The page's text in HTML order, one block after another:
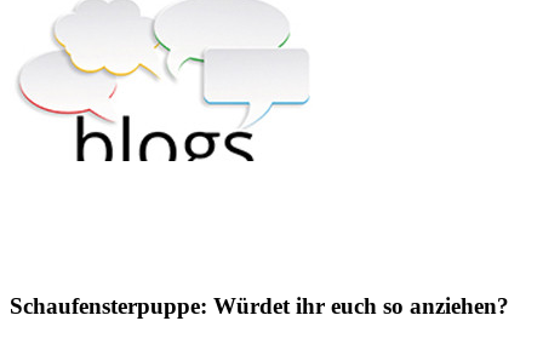
Schaufensterpuppe: Würdet ihr euch so anziehen?